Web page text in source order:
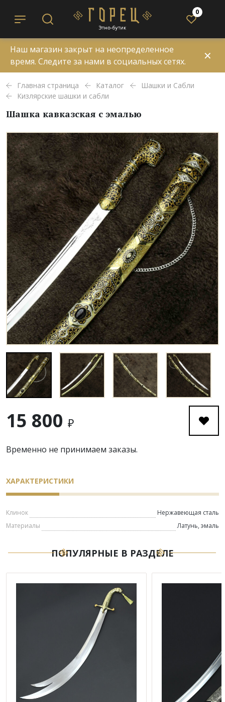
0
Наш магазин закрыт на неопределенное
время. Следите за нами в социальных сетях.
✕
Главная страница Каталог
Шашки и Сабли
Кизлярские шашки и сабли
Шашка кавказская с эмалью
15 800 ₽
Временно не принимаем заказы.
ХАРАКТЕРИСТИКИ
Клинок
Нержавеющая сталь
Материалы
Латунь, эмаль
ПОПУЛЯРНЫЕ В РАЗДЕЛЕ